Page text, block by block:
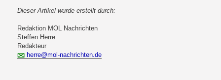
Dieser Artikel wurde erstellt durch:
Redaktion MOL Nachrichten
Steffen Herre
Redakteur
herre@mol-nachrichten.de